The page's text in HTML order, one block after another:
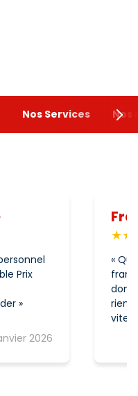
Nos Services Nos
2026
Prix
rien
vite